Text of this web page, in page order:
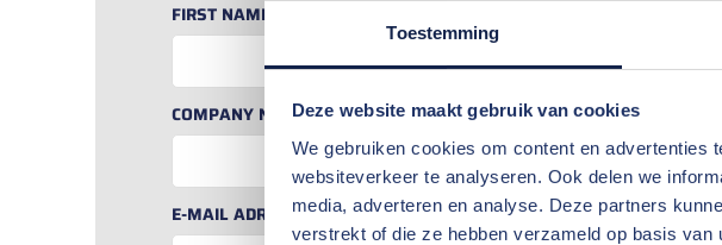
Toestemming
Deze website maakt gebruik van cookies
We gebruiken cookies om content en advertenties
websiteverkeer te analyseren. Ook delen we
media, adverteren en analyse. Deze partners
verstrekt of die ze hebben verzameld op basis van
FIRST NAME & SURNAME
COMPANY NAME*
E-MAIL ADRESS *